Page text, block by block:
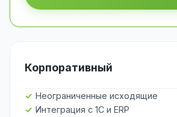
Корпоративный
Неограниченные исходящие
Интеграция с 1С и ERP